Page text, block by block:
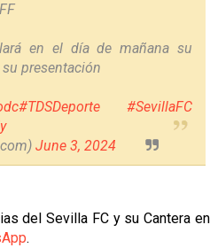
en el día de mañana su
presentación
#TDSDeporte
#SevillaFC
June 3, 2024
del Sevilla FC y su Cantera en
.